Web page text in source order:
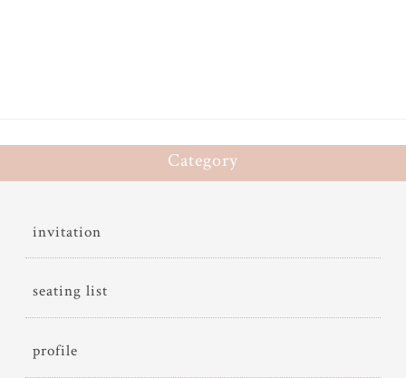
Category
invitation
seating list
profile